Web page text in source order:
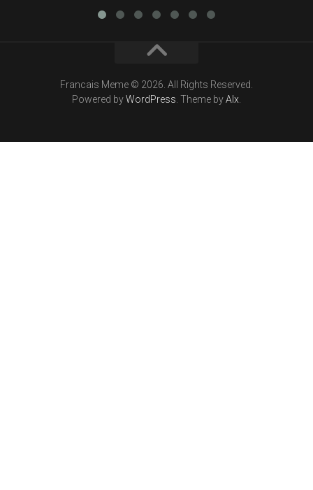
Francais Meme © 2026. All Rights Reserved.
Powered byWordPress . Theme byAlx